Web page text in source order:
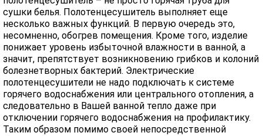
сушки белья. Полотенцесушитель выполняет еще
несколько важных функций. В первую очередь это,
несомненно, обогрев помещения. Кроме того, изделие
понижает уровень избыточной влажности в ванной, а
значит, препятствует возникновению грибков и колоний
болезнетворных бактерий. Электрические
полотенцесушители не надо подключать к системе
горячего водоснабжения или центрального отопления, а
следовательно в Вашей ванной тепло даже при
отключении горячего водоснабжения на профилактику.
Таким образом помимо своей непосредственной